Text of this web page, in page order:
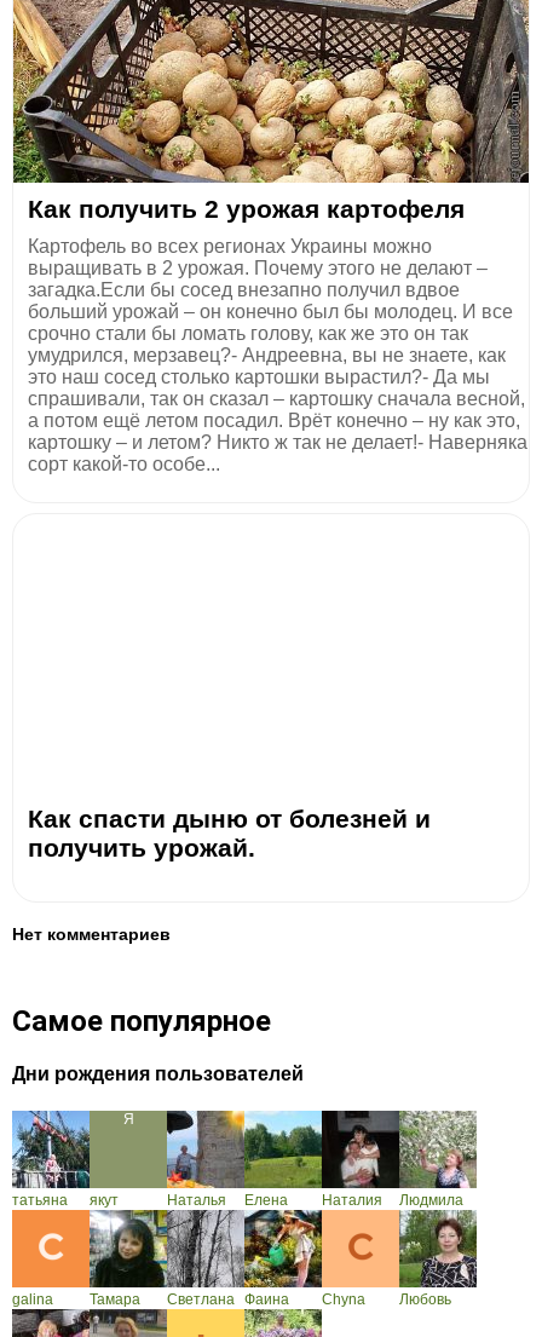
Как получить 2 урожая картофеля
Картофель во всех регионах Украины можно
выращивать в 2 урожая. Почему этого не делают –
загадка.Если бы сосед внезапно получил вдвое
больший урожай – он конечно был бы молодец. И все
срочно стали бы ломать голову, как же это он так
умудрился, мерзавец?- Андреевна, вы не знаете, как
это наш сосед столько картошки вырастил?- Да мы
спрашивали, так он сказал – картошку сначала весной,
а потом ещё летом посадил. Врёт конечно – ну как это,
картошку – и летом? Никто ж так не делает!- Наверняка
сорт какой-то особе...
Как спасти дыню от болезней и
получить урожай.
Нет комментариев
Самое популярное
Дни рождения пользователей
татьяна якут Наталья Елена Наталия Людмила
galina Тамара Светлана Фаина Chyna Любовь